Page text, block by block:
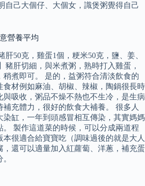
自己大個仔、大個女，識煲粥覺得自己
營養平均
肝50克，雞蛋1個，粳米50克，鹽、姜、
豬肝切細，與米煮粥，熟時打入雞蛋，
稍煮即可。 是的，益粥符合清淡飲食的
食材例如麻油、胡椒、辣椒，陶鍋很長時
與吸收，粥品不燥不熱也不生冷，是生病
充體力，很好的飲食大補養。 很多人
染缸，一年到頭感冒相互傳染，其實媽媽
。 製作這道菜的時候，可以分成兩道程
本很適合給寶寶吃（調味過後的就是大人
，還可以適量加入紅蘿蔔、洋蔥，補充蛋